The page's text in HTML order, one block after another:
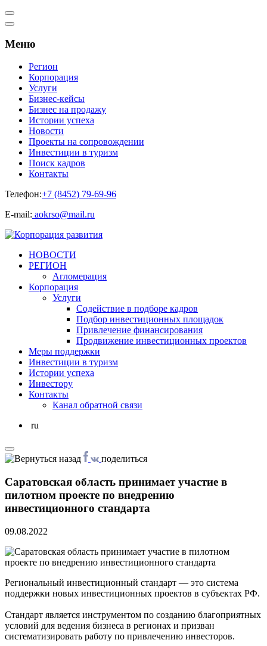
Меню
Регион
Корпорация
Услуги
Бизнес-кейсы
Бизнес на продажу
Истории успеха
Новости
Проекты на сопровождении
Инвестиции в туризм
Поиск кадров
Контакты
Телефон:+7 (8452) 79-69-96
Е-mail: aokrso@mail.ru
НОВОСТИ
РЕГИОН
Агломерация
Корпорация
Услуги
Cодействие в подборе кадров
Подбор инвестиционных площадок
Привлечение финансирования
Продвижение инвестиционных проектов
Меры поддержки
Инвестиции в туризм
Истории успеха
Инвестору
Контакты
Канал обратной связи
ru
поделиться
Саратовская область принимает участие в
пилотном проекте по внедрению
инвестиционного стандарта
09.08.2022
Региональный инвестиционный стандарт — это система
поддержки новых инвестиционных проектов в субъектах РФ.
Стандарт является инструментом по созданию благоприятных
условий для ведения бизнеса в регионах и призван
систематизировать работу по привлечению инвесторов.